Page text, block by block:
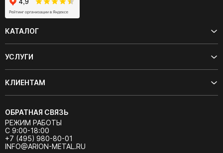
КАТАЛОГ
УСЛУГИ
КЛИЕНТАМ
ОБРАТНАЯ СВЯЗЬ
РЕЖИМ РАБОТЫ
С 9:00-18:00
+7 (495) 980-80-01
INFO@ARION-METAL.RU